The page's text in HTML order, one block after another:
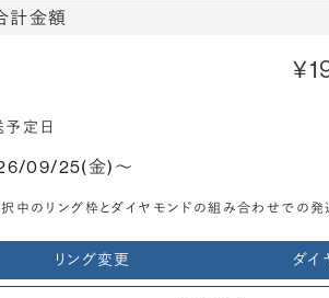
計金額
予定日
09/25(金)〜
中のリング枠とダイヤモンドの組み合わせでの発
リング変更 ダイ